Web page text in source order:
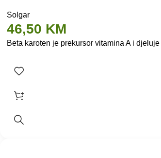
Solgar
46,50 KM
Beta karoten je prekursor vitamina A i